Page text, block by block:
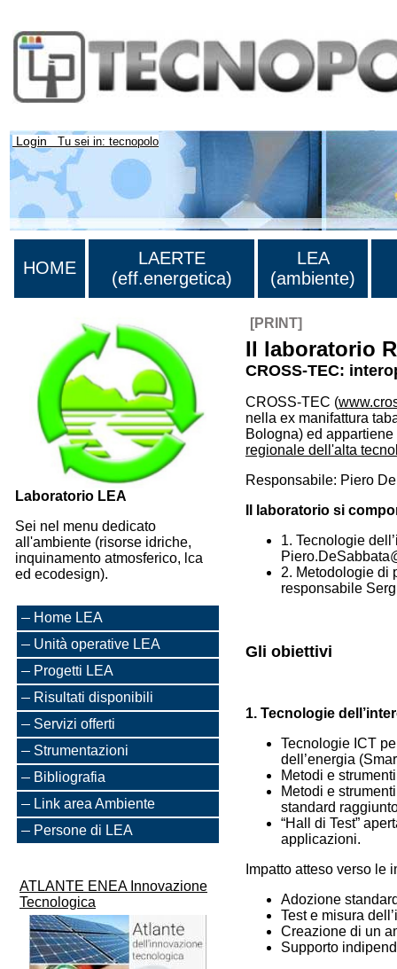
Login Tu sei in: tecnopolo
HOME
LAERTE
(eff.energetica)
LEA
(ambiente)
Laboratorio LEA
Sei nel menu dedicato
all'ambiente (risorse idriche,
inquinamento atmosferico, lca
ed ecodesign).
Home LEA
Unità operative LEA
Progetti LEA
Risultati disponibili
Servizi offerti
Strumentazioni
Bibliografia
Link area Ambiente
Persone di LEA
ATLANTE ENEA Innovazione
Tecnologica
[PRINT]
Il laboratorio
CROSS-TEC:
CROSS-TEC (
nella ex manifattura
Bologna) ed
regionale dell'alta
Responsabile: Piero
Il laboratorio si
1. Tecnologie
2. Metodologie di
responsabile
Gli obiettivi
1. Tecnologie
Tecnologie ICT
dell’energia
Metodi e
Metodi e
standard
“Hall di Test”
applicazioni.
Impatto atteso verso le
Adozione
Test e misura
Creazione di un
Supporto